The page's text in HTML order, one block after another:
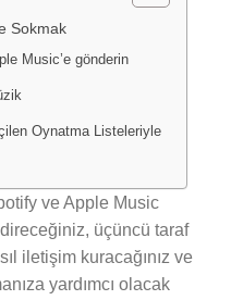
Sokmak
Music’e gönderin
Oynatma Listeleriyle
ve Apple Music
üçüncü taraf
iletişim kuracağınız ve
yardımcı olacak